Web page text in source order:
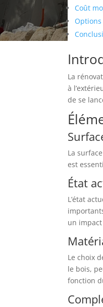
Coût
La
à
de se
La
est
État
L’état
un
Le choix
le bois,
fonction